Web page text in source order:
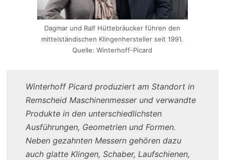
Dagmar und Ralf Hüttebräucker führen den
mittelständischen Klingenhersteller seit 1991.
Quelle: Winterhoff-Picard
Winterhoff Picard produziert am Standort in
Remscheid Maschinenmesser und verwandte
Produkte in den unterschiedlichsten
Ausführungen, Geometrien und Formen.
Neben gezahnten Messern gehören dazu
auch glatte Klingen, Schaber, Laufschienen,